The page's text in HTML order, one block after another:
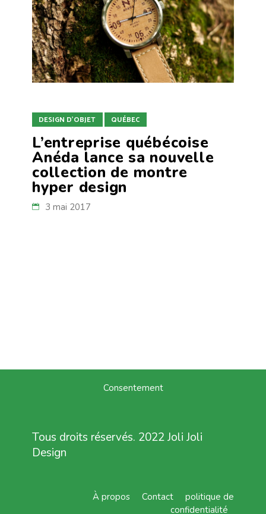
DESIGN D'OBJET QUÉBEC
L’entreprise québécoise
Anéda lance sa nouvelle
collection de montre
hyper design
3 mai 2017
Consentement
Tous droits réservés. 2022 Joli Joli
Design
À propos Contact
politique de
confidentialité